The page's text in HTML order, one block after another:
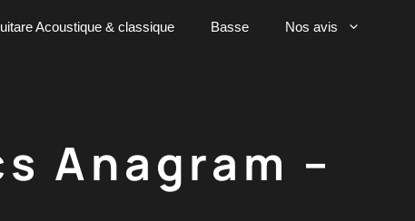
Acoustique & classique Basse Nos avis
Anagram –